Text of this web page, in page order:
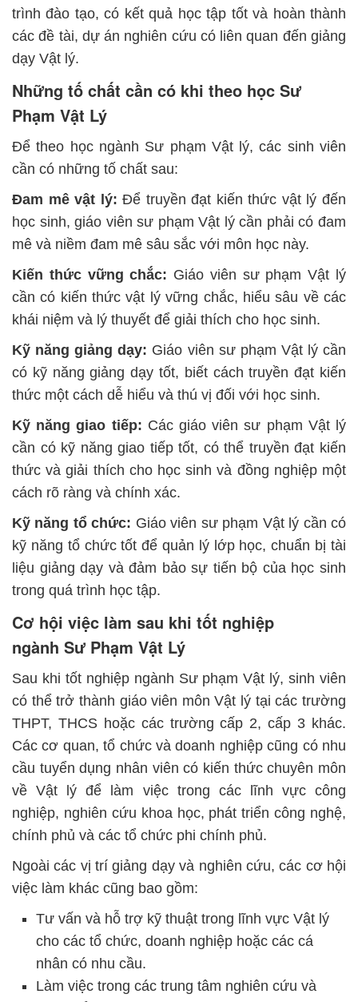
trình đào tạo, có kết quả học tập tốt và hoàn thành
các đề tài, dự án nghiên cứu có liên quan đến giảng
dạy Vật lý.
Những tố chất cần có khi theo học Sư
Phạm Vật Lý
Để theo học ngành Sư phạm Vật lý, các sinh viên
cần có những tố chất sau:
Đam mê vật lý: Để truyền đạt kiến thức vật lý đến
học sinh, giáo viên sư phạm Vật lý cần phải có đam
mê và niềm đam mê sâu sắc với môn học này.
Kiến thức vững chắc: Giáo viên sư phạm Vật lý
cần có kiến thức vật lý vững chắc, hiểu sâu về các
khái niệm và lý thuyết để giải thích cho học sinh.
Kỹ năng giảng dạy: Giáo viên sư phạm Vật lý cần
có kỹ năng giảng dạy tốt, biết cách truyền đạt kiến
thức một cách dễ hiểu và thú vị đối với học sinh.
Kỹ năng giao tiếp: Các giáo viên sư phạm Vật lý
cần có kỹ năng giao tiếp tốt, có thể truyền đạt kiến
thức và giải thích cho học sinh và đồng nghiệp một
cách rõ ràng và chính xác.
Kỹ năng tổ chức: Giáo viên sư phạm Vật lý cần có
kỹ năng tổ chức tốt để quản lý lớp học, chuẩn bị tài
liệu giảng dạy và đảm bảo sự tiến bộ của học sinh
trong quá trình học tập.
Cơ hội việc làm sau khi tốt nghiệp
ngành Sư Phạm Vật Lý
Sau khi tốt nghiệp ngành Sư phạm Vật lý, sinh viên
có thể trở thành giáo viên môn Vật lý tại các trường
THPT, THCS hoặc các trường cấp 2, cấp 3 khác.
Các cơ quan, tổ chức và doanh nghiệp cũng có nhu
cầu tuyển dụng nhân viên có kiến thức chuyên môn
về Vật lý để làm việc trong các lĩnh vực công
nghiệp, nghiên cứu khoa học, phát triển công nghệ,
chính phủ và các tổ chức phi chính phủ.
Ngoài các vị trí giảng dạy và nghiên cứu, các cơ hội
việc làm khác cũng bao gồm:
Tư vấn và hỗ trợ kỹ thuật trong lĩnh vực Vật lý
cho các tổ chức, doanh nghiệp hoặc các cá
nhân có nhu cầu.
Làm việc trong các trung tâm nghiên cứu và